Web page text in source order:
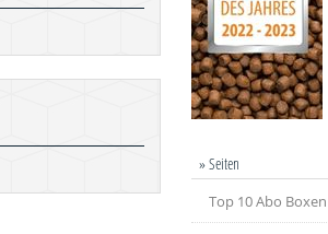
» Seiten
Top 10 Abo Boxen